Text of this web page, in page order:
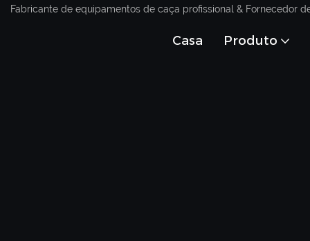
Fabricante de equipamentos de caça profissional & Fornecedor
Casa Produto